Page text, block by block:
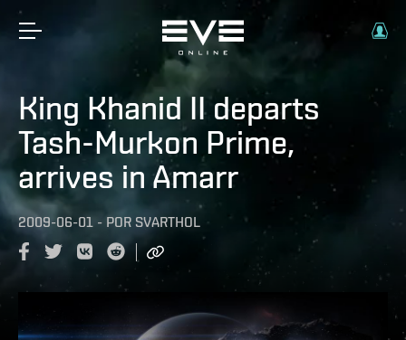
King Khanid II departs
Tash-Murkon Prime,
arrives in Amarr
2009-06-01 - POR SVARTHOL